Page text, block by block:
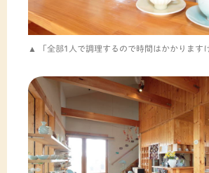
「全部1人で調理するので時間はかかります